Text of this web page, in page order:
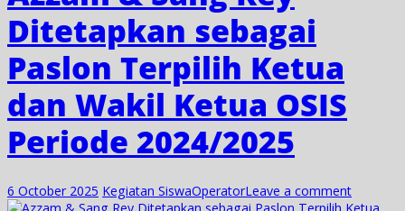
Ditetapkan sebagai
Paslon Terpilih Ketua
dan Wakil Ketua OSIS
Periode 2024/2025
6 October 2025 Kegiatan SiswaOperatorLeave a comment